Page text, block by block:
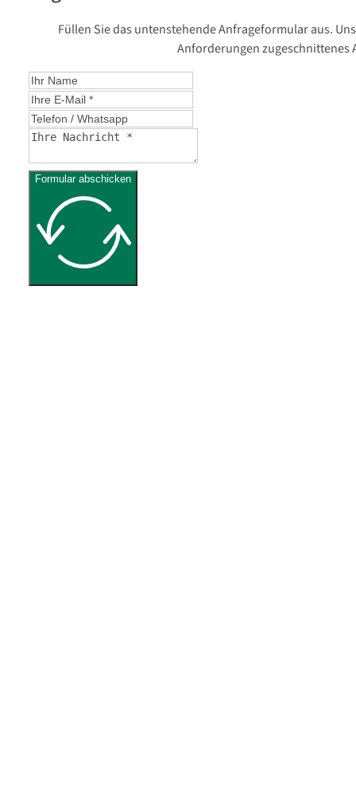
Füllen Sie das untenstehende Anfrageformular aus.
Anforderungen zugeschnittenes
Formular abschicken